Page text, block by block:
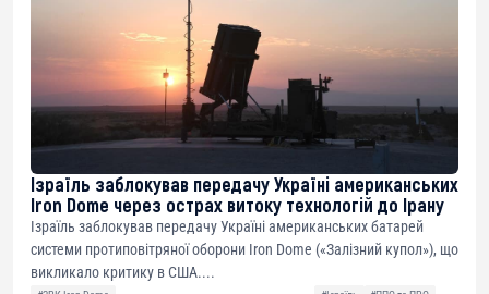
Ізраїль заблокував передачу Україні американських
Iron Dome через острах витоку технологій до Ірану
Ізраїль заблокував передачу Україні американських батарей
системи протиповітряної оборони Iron Dome («Залізний купол»), що
викликало критику в США....